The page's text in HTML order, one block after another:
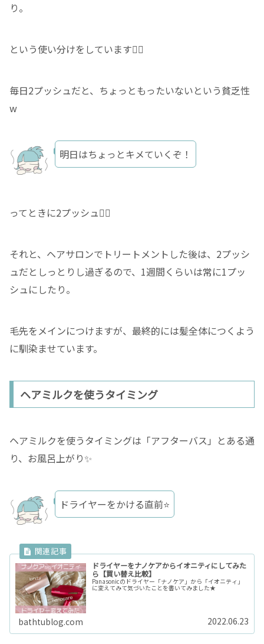
り。
という使い分けをしています✌🏻
毎日2プッシュだと、ちょっともったいないという貧乏性
w
明日はちょっとキメていくぞ！
ってときに2プッシュ✌🏻
それと、ヘアサロンでトリートメントした後は、2プッシ
ュだとしっとりし過ぎるので、1週間くらいは常に1プッ
シュにしたり。
毛先をメインにつけますが、最終的には髪全体につくよう
に馴染ませています。
ヘアミルクを使うタイミング
ヘアミルクを使うタイミングは「アフターバス」とある通
り、お風呂上がり✨
ドライヤーをかける直前⭐️
ドライヤーをナノケアからイオニティにしてみた
ら【買い替え比較】
Panasonicのドライヤー「ナノケア」から「イオニティ」
に変えてみて気づいたことを書いてみました★
bathtublog.com 2022.06.23